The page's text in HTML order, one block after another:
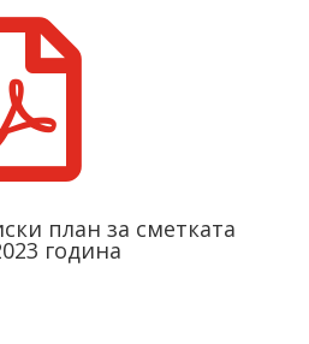
план за сметката
година